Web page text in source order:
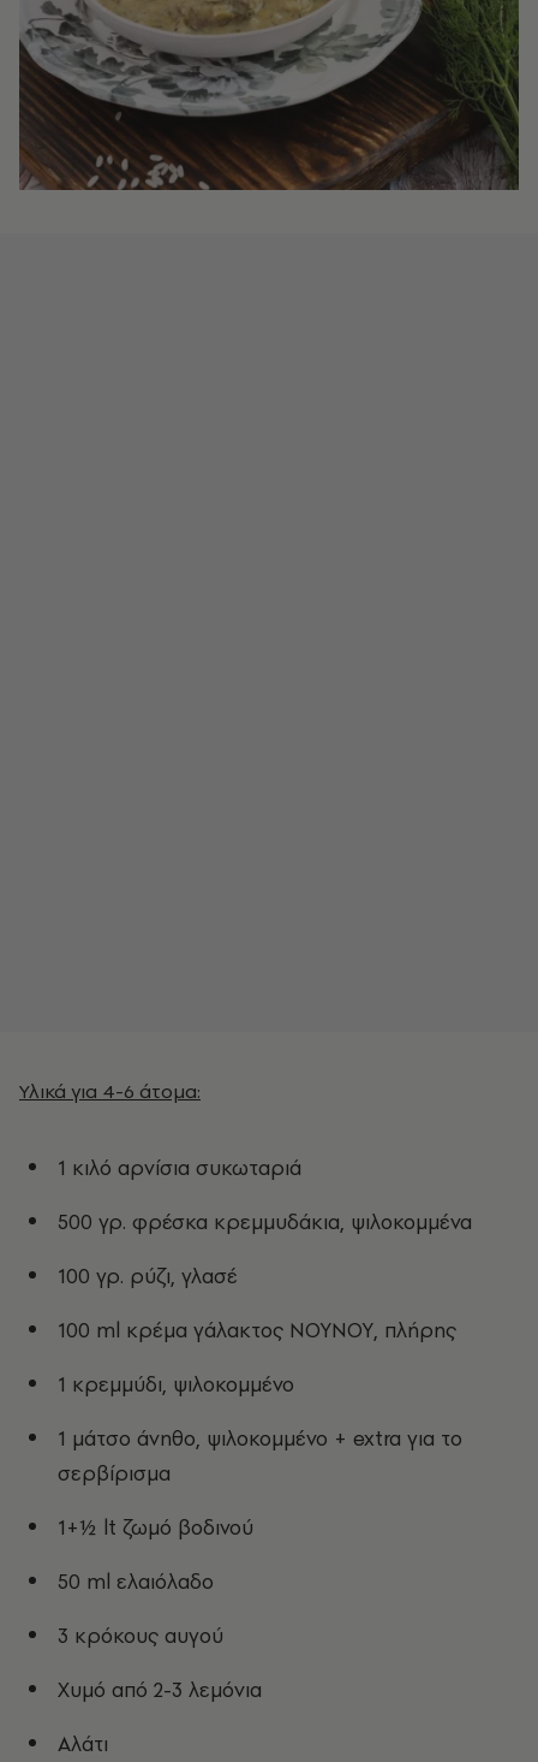
Υλικά για 4-6 άτομα:
1 κιλό αρνίσια συκωταριά
500 γρ. φρέσκα κρεμμυδάκια, ψιλοκομμένα
100 γρ. ρύζι, γλασέ
100 ml κρέμα γάλακτος ΝΟΥΝΟΥ, πλήρης
1 κρεμμύδι, ψιλοκομμένο
1 μάτσο άνηθο, ψιλοκομμένο + extra για το
σερβίρισμα
1+½ lt ζωμό βοδινού
50 ml ελαιόλαδο
3 κρόκους αυγού
Χυμό από 2-3 λεμόνια
Αλάτι